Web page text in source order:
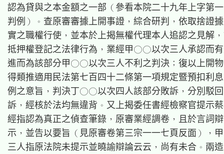
認為貸與之本金額之一部（參看本院二十九年上字第
判例）。查原審審據上開事證，綜合研判，依取捨證
實之職權行使，並本於上揭無權代理本人追認之見解
抵押權登記之法律行為，業經甲○○以次三人承認而
進而為該部分甲○○以次三人不利之判決；復以上開
得類推適用民法第七百四十二條第一項規定暨預扣利
例之意旨，判決丁○○以次四人該部分敗訴，分別駁
訴，經核於法均無違背。又上揭委任書經檢察官提示
經指認為真正之偵查筆錄，原審業經調卷，且於言詞
示，並告以要旨（見原審卷第三宗一一七頁反面），
三人指原法院未提示並曉諭辯論云云，尚有未合。兩